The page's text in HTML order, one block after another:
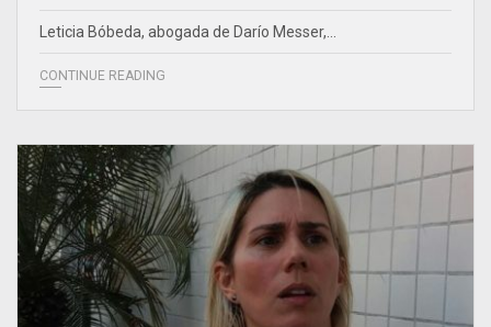
Leticia Bóbeda, abogada de Darío Messer,…
CONTINUE READING